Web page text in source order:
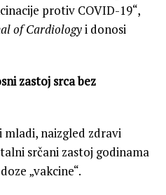
protiv COVID-19“,
of Cardiologyi donosi
zastoj srca bez
mladi, naizgled zdravi
srčani zastoj godinama
„vakcine“.